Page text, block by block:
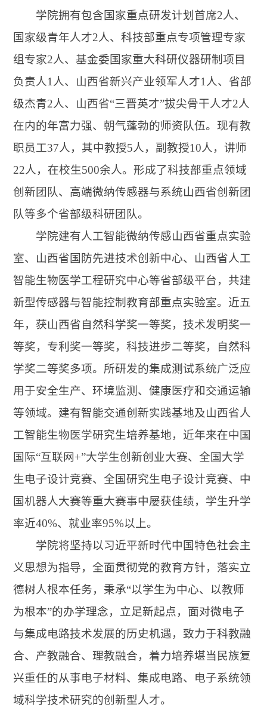
学院拥有包含国家重点研发计划首席2人、
国家级青年人才2人、科技部重点专项管理专家
组专家2人、基金委国家重大科研仪器研制项目
负责人1人、山西省新兴产业领军人才1人、省部
级杰青2人、山西省“三晋英才”拔尖骨干人才2人
在内的年富力强、朝气蓬勃的师资队伍。现有教
职员工37人，其中教授5人，副教授10人，讲师
22人，在校生500余人。形成了科技部重点领域
创新团队、高端微纳传感器与系统山西省创新团
队等多个省部级科研团队。
学院建有人工智能微纳传感山西省重点实验
室、山西省国防先进技术创新中心、山西省人工
智能生物医学工程研究中心等省部级平台，共建
新型传感器与智能控制教育部重点实验室。近五
年，获山西省自然科学奖一等奖，技术发明奖一
等奖，专利奖一等奖，科技进步二等奖，自然科
学奖二等奖多项。所研发的集成测试系统广泛应
用于安全生产、环境监测、健康医疗和交通运输
等领域。建有智能交通创新实践基地及山西省人
工智能生物医学研究生培养基地，近年来在中国
国际“互联网+”大学生创新创业大赛、全国大学
生电子设计竞赛、全国研究生电子设计竞赛、中
国机器人大赛等重大赛事中屡获佳绩，学生升学
率近40%、就业率95%以上。
学院将坚持以习近平新时代中国特色社会主
义思想为指导，全面贯彻党的教育方针，落实立
德树人根本任务，秉承“以学生为中心、以教师
为根本”的办学理念，立足新起点，面对微电子
与集成电路技术发展的历史机遇，致力于科教融
合、产教融合、理教融合，着力培养堪当民族复
兴重任的从事电子材料、集成电路、电子系统领
域科学技术研究的创新型人才。